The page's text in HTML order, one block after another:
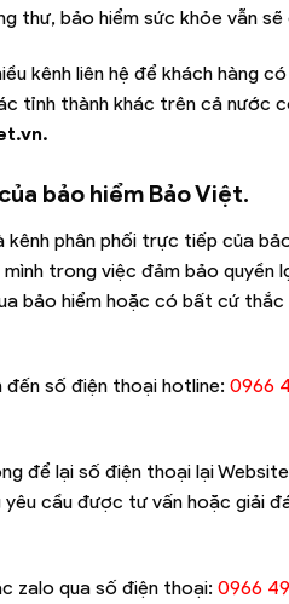
thư, bảo hiểm sức khỏe vẫn
kênh liên hệ để khách hàng
tỉnh thành khác trên cả
bảo hiểm Bảo Việt.
phân phối trực tiếp của
trong việc đảm bảo quyền
bảo hiểm hoặc có bất cứ
đến số điện thoại hotline: 0966
để lại số điện thoại lại
yêu cầu được tư vấn hoặc giải
zalo qua số điện thoại: 0966